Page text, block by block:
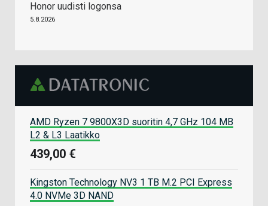
Honor uudisti logonsa
5.8.2026
AMD Ryzen 7 9800X3D suoritin 4,7 GHz 104 MB
L2 & L3 Laatikko
439,00 €
Kingston Technology NV3 1 TB M.2 PCI Express
4.0 NVMe 3D NAND